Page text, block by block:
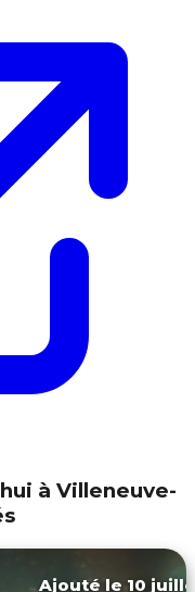
à Villeneuve-
Ajouté le 10